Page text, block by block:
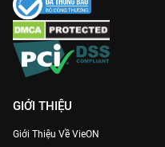
GIỚI THIỆU
Giới Thiệu Về VieON